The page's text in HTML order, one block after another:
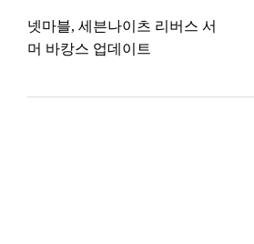
넷마블, 세븐나이츠 리버스 서
머 바캉스 업데이트